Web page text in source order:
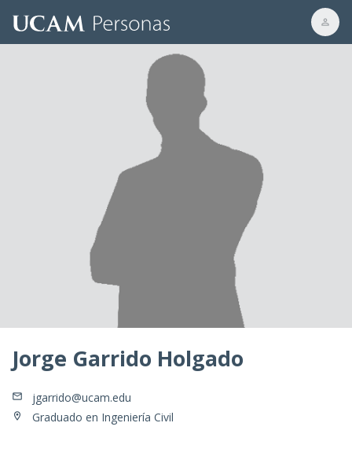
Jorge Garrido Holgado
jgarrido@ucam.edu
Graduado en Ingeniería Civil